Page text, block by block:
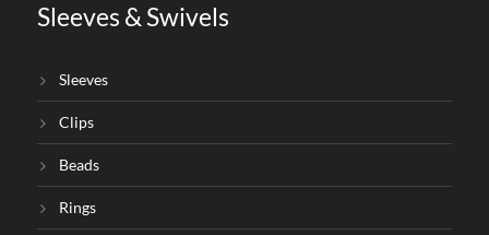
Sleeves & Swivels
Sleeves
Clips
Beads
Rings